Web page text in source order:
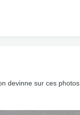
devinne sur ces photos.